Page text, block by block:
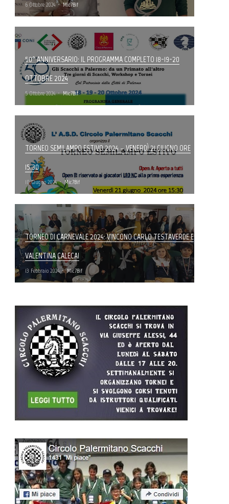
6 Ottobre 2024 Mic7Bif
50° ANNIVERSARIO: IL PROGRAMMA COMPLETO 18-19-20
OTTOBRE 2024
5 Ottobre 2024 Mic7Bif
TORNEO SEMILAMPO ESTIVO 2024 – VENERDÌ 21 GIUGNO ORE
15.30
10 Giugno 2024 Mic7Bif
TORNEO DI CARNEVALE 2024: VINCONO CARLO TESTAVERDE E
VALENTINA CALECA!
13 Febbraio 2024 Mic7Bif